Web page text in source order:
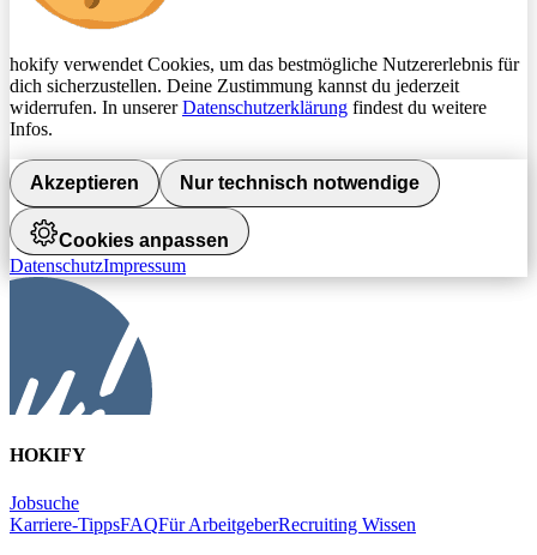
hokify verwendet Cookies, um das bestmögliche Nutzererlebnis für
dich sicherzustellen. Deine Zustimmung kannst du jederzeit
widerrufen. In unsererDatenschutzerklärung findest du weitere
Infos.
Akzeptieren Nur technisch notwendige
Cookies anpassen
DatenschutzImpressum
HOKIFY
Jobsuche
Karriere-TippsFAQFür ArbeitgeberRecruiting Wissen